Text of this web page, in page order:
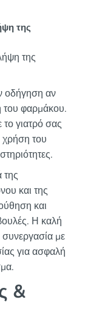
της
της
οδήγηση αν
του φαρμάκου.
το γιατρό σας
χρήση του
της
και της
και
Η καλή
με
για ασφαλή
&